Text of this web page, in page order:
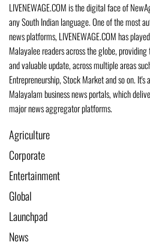
LIVENEWAGE.COM is the digital face of
any South Indian language. One of the most
news platforms, LIVENEWAGE.COM has
Malayalee readers across the globe,
and valuable update, across multiple areas
Entrepreneurship, Stock Market and so on.
Malayalam business news portals, which
major news aggregator platforms.
Agriculture
Corporate
Entertainment
Global
Launchpad
News